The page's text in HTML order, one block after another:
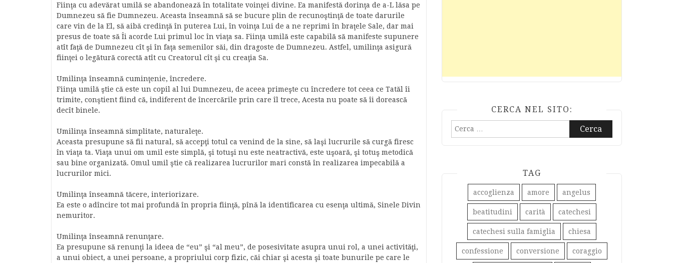
Fiinţa cu adevărat umilă se abandonează în totalitate voinţei divine. Ea manifestă dorinţa de a-L lăsa pe
Dumnezeu să fie Dumnezeu. Aceasta înseamnă să se bucure plin de recunoştinţă de toate darurile
care vin de la El, să aibă credinţă în puterea Lui, în voinţa Lui de a ne reprimi în braţele Sale, dar mai
presus de toate să Îi acorde Lui primul loc în viaţa sa. Fiinţa umilă este capabilă să manifeste supunere
atît faţă de Dumnezeu cît şi în faţa semenilor săi, din dragoste de Dumnezeu. Astfel, umilinţa asigură
fiinţei o legătură corectă atît cu Creatorul cît şi cu creaţia Sa.
Umilinţa înseamnă cuminţenie, încredere.
Fiinţa umilă ştie că este un copil al lui Dumnezeu, de aceea primeşte cu încredere tot ceea ce Tatăl îi
trimite, conştient fiind că, indiferent de încercările prin care îl trece, Acesta nu poate să îi dorească
decît binele.
Umilinţa înseamnă simplitate, naturaleţe.
Aceasta presupune să fii natural, să accepţi totul ca venind de la sine, să laşi lucrurile să curgă firesc
în viaţa ta. Viaţa unui om umil este simplă, şi totuşi nu este neatractivă, este uşoară, şi totuş metodică
sau bine organizată. Omul umil ştie că realizarea lucrurilor mari constă în realizarea impecabilă a
lucrurilor mici.
Umilinţa înseamnă tăcere, interiorizare.
Ea este o adîncire tot mai profundă în propria fiinţă, pînă la identificarea cu esenţa ultimă, Sinele Divin
nemuritor.
Umilinţa înseamnă renunţare.
Ea presupune să renunţi la ideea de “eu” şi “al meu”, de posesivitate asupra unui rol, a unei activităţi,
a unui obiect, a unei persoane, a propriului corp fizic, căi chiar şi acesta şi toate bunurile pe care le
CERCA NEL SITO:
Ricerca
TAG
accoglienza amore angelus
beatitudini carità catechesi
catechesi sulla famiglia chiesa
confessione conversione coraggio